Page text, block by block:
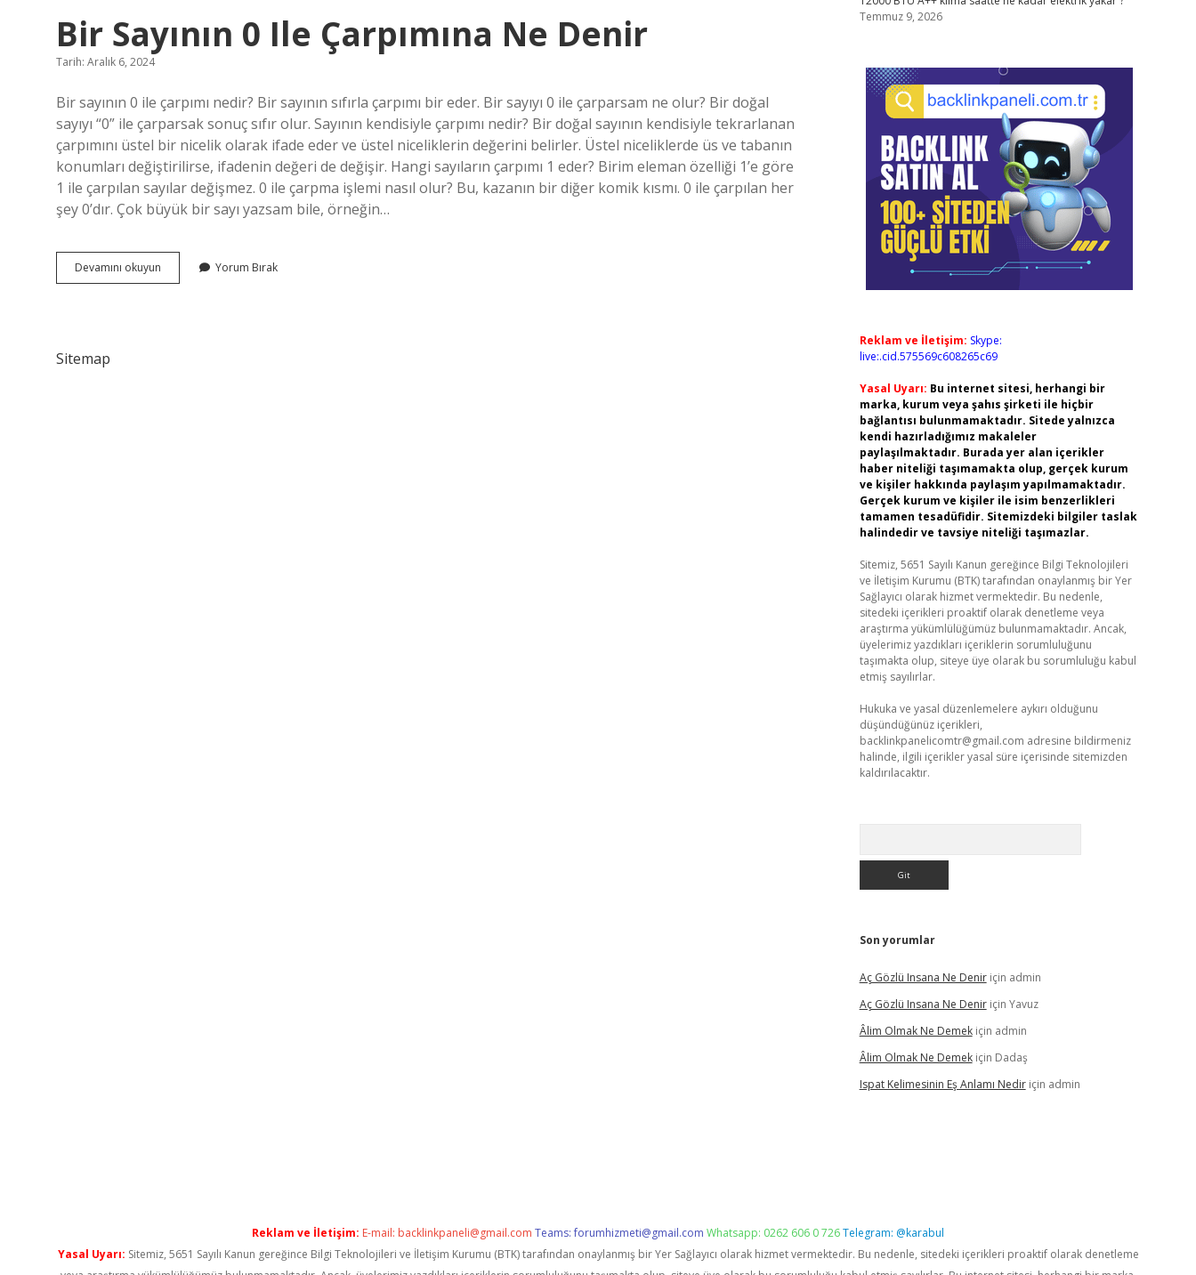
Çarpmak
Için
Bir Sayının 0 Ile Çarpımına Ne Denir
Tarih: Aralık 6, 2024
Bir sayının 0 ile çarpımı nedir? Bir sayının sıfırla çarpımı bir eder. Bir sayıyı 0 ile çarparsam ne olur? Bir doğal
sayıyı “0” ile çarparsak sonuç sıfır olur. Sayının kendisiyle çarpımı nedir? Bir doğal sayının kendisiyle tekrarlanan
çarpımını üstel bir nicelik olarak ifade eder ve üstel niceliklerin değerini belirler. Üstel niceliklerde üs ve tabanın
konumları değiştirilirse, ifadenin değeri de değişir. Hangi sayıların çarpımı 1 eder? Birim eleman özelliği 1’e göre
1 ile çarpılan sayılar değişmez. 0 ile çarpma işlemi nasıl olur? Bu, kazanın bir diğer komik kısmı. 0 ile çarpılan her
şey 0’dır. Çok büyük bir sayı yazsam bile, örneğin…
Devamını okuyun
Sayının
Yorum Bırak
Sitemap
Temmuz 9, 2026
Reklam ve İletişim: Skype:
live:.cid.575569c608265c69
Yasal Uyarı: Bu internet sitesi, herhangi bir
marka, kurum veya şahıs şirketi ile hiçbir
bağlantısı bulunmamaktadır. Sitede yalnızca
kendi hazırladığımız makaleler
paylaşılmaktadır. Burada yer alan içerikler
haber niteliği taşımamakta olup, gerçek kurum
ve kişiler hakkında paylaşım yapılmamaktadır.
Gerçek kurum ve kişiler ile isim benzerlikleri
tamamen tesadüfidir. Sitemizdeki bilgiler taslak
halindedir ve tavsiye niteliği taşımazlar.
Sitemiz, 5651 Sayılı Kanun gereğince Bilgi Teknolojileri
ve İletişim Kurumu (BTK) tarafından onaylanmış bir Yer
Sağlayıcı olarak hizmet vermektedir. Bu nedenle,
sitedeki içerikleri proaktif olarak denetleme veya
araştırma yükümlülüğümüz bulunmamaktadır. Ancak,
üyelerimiz yazdıkları içeriklerin sorumluluğunu
taşımakta olup, siteye üye olarak bu sorumluluğu kabul
etmiş sayılırlar.
Hukuka ve yasal düzenlemelere aykırı olduğunu
düşündüğünüz içerikleri,
backlinkpanelicomtr@gmail.com adresine bildirmeniz
halinde, ilgili içerikler yasal süre içerisinde sitemizden
kaldırılacaktır.
Son yorumlar
Aç Gözlü Insana Ne Deniriçin admin
Aç Gözlü Insana Ne Deniriçin Yavuz
Âlim Olmak Ne Demekiçin admin
Âlim Olmak Ne Demekiçin Dadaş
Ispat Kelimesinin Eş Anlamı Nediriçin admin
Reklam ve İletişim: E-mail: backlinkpaneli@gmail.com Teams:forumhizmeti@gmail.com Whatsapp: 0262 606 0 726Telegram: @karabul
Yasal Uyarı: Sitemiz, 5651 Sayılı Kanun gereğince Bilgi Teknolojileri ve İletişim Kurumu (BTK) tarafından onaylanmış bir Yer Sağlayıcı olarak hizmet vermektedir. Bu nedenle, sitedeki içerikleri proaktif olarak denetleme